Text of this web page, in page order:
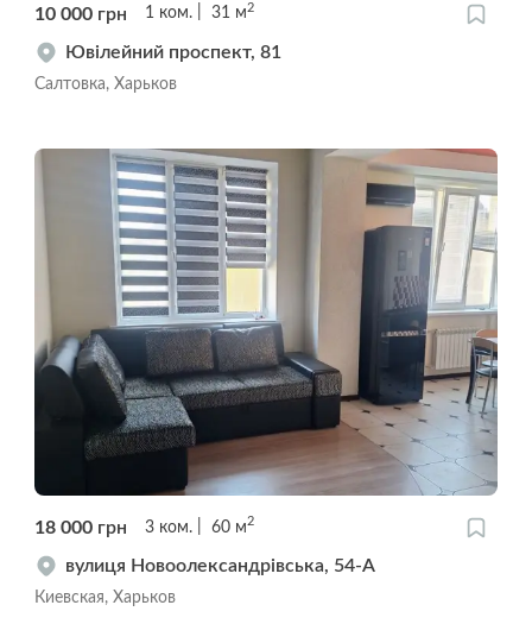
10 000 грн 1 ком. 31 м 2
Ювілейний проспект, 81
Салтовка, Харьков
18 000 грн 3 ком. 60 м2
вулиця Новоолександрівська, 54-А
Киевская, Харьков